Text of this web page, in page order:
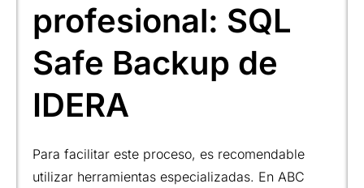
profesional: SQL
Safe Backup de
IDERA
Para facilitar este proceso, es recomendable
utilizar herramientas especializadas. En ABC